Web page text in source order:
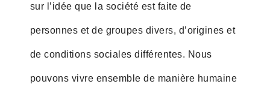
sur l’idée que la société est faite de
personnes et de groupes divers, d’origines et
de conditions sociales différentes. Nous
pouvons vivre ensemble de manière humaine